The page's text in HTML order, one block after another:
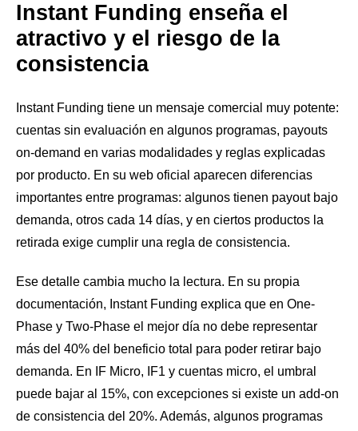
Instant Funding enseña el
atractivo y el riesgo de la
consistencia
Instant Funding tiene un mensaje comercial muy potente:
cuentas sin evaluación en algunos programas, payouts
on-demand en varias modalidades y reglas explicadas
por producto. En su web oficial aparecen diferencias
importantes entre programas: algunos tienen payout bajo
demanda, otros cada 14 días, y en ciertos productos la
retirada exige cumplir una regla de consistencia.
Ese detalle cambia mucho la lectura. En su propia
documentación, Instant Funding explica que en One-
Phase y Two-Phase el mejor día no debe representar
más del 40% del beneficio total para poder retirar bajo
demanda. En IF Micro, IF1 y cuentas micro, el umbral
puede bajar al 15%, con excepciones si existe un add-on
de consistencia del 20%. Además, algunos programas